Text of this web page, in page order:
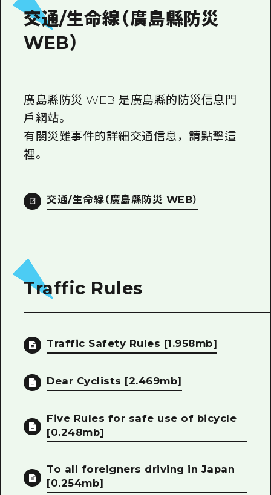
照片下載
交通/生命線（廣島縣防災
WEB）
廣島縣防災 WEB 是廣島縣的防災信息門
戶網站。
有關災難事件的詳細交通信息，請點擊這
裡。
交通/生命線（廣島縣防災 WEB）
Traffic Rules
Traffic Safety Rules [1.958mb]
Dear Cyclists [2.469mb]
Five Rules for safe use of bicycle
[0.248mb]
To all foreigners driving in Japan
[0.254mb]